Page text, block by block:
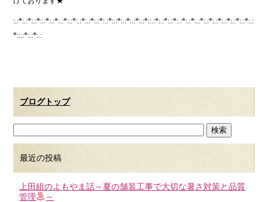
:.:*:.:*:.:*:.:*:.:*:.:*:.:*:.:*:.:*:.:*:.:*:.:*:.:*:.:*:.:*::.:*:.:*:.:*:.:*:.:*:.:*:.:*:.:*:.:*:.:*:.:*:.:
*::.:*:.:*:.:
ブログトップ
最近の投稿
上田組のよもやま話～夏の舗装工事で大切な暑さ対策と品質
管理
～